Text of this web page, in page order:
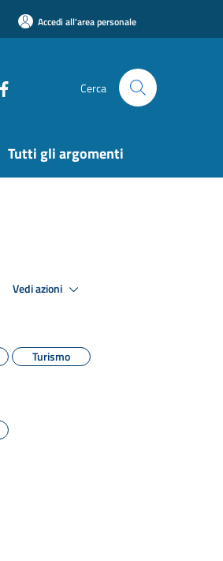
Accedi all'area personale
Cerca
Tutti gli argomenti
Vedi azioni
Turismo